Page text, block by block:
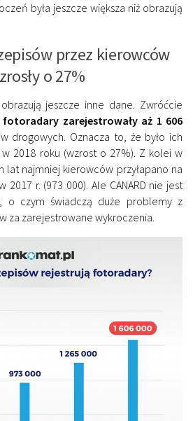
była jeszcze większa niż obrazują
przez kierowców
o 27%
jeszcze inne dane. Zwróćcie
fotoradary zarejestrowały aż 1 606
drogowych. Oznacza to, że było ich
2018 roku (wzrost o 27%). Z kolei w
lat najmniej kierowców przyłapano na
r. (973 000). Ale CANARD nie jest
o czym świadczą duże problemy z
za zarejestrowane wykroczenia.